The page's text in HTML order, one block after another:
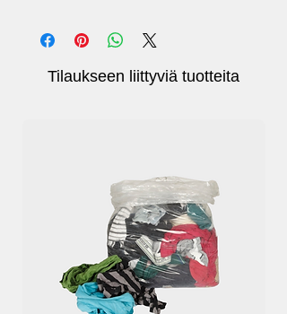
epätasaisessa maastossa.
Tilaukseen liittyviä tuotteita